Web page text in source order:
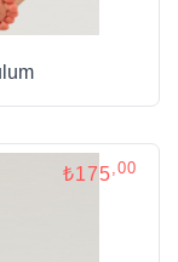
₺175 ,00